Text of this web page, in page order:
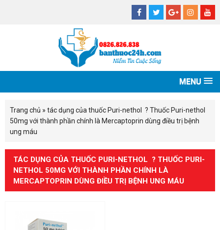
MENU
Trang chủ » tác dụng của thuốc Puri-nethol ? Thuốc Puri-nethol
50mg với thành phần chính là Mercaptoprin dùng điều trị bệnh
ung máu
TÁC DỤNG CỦA THUỐC PURI-NETHOL ? THUỐC PURI-
NETHOL 50MG VỚI THÀNH PHẦN CHÍNH LÀ
MERCAPTOPRIN DÙNG ĐIỀU TRỊ BỆNH UNG MÁU